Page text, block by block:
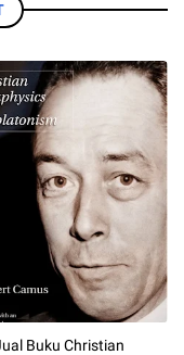
Buku Christian